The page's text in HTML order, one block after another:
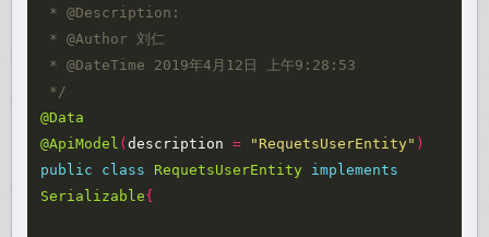
*/
@Data
@ApiModel (description = "RequetsUserEntity" )
public
class RequetsUserEntity implements
Serializable{